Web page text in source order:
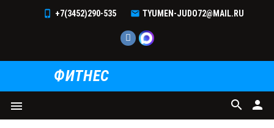
+7(3452)290-535 TYUMEN-JUDO72@MAIL.RU
ФИТНЕС
menu person
search